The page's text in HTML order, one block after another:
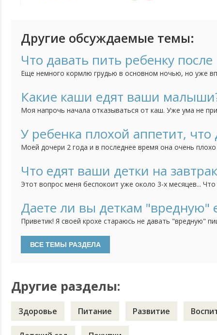
Другие обсуждаемые темы:
Что давать пить ребенку после
Еще немного кормлю грудью в основном ночью, но уже
хочу.
Какие каши едят ваши
Моя напрочь начала отказываться от каш. Уже ума не
У ребенка плохой аппетит, что
Моей дочери 2 года и в последнее время она очень
лопает все что даю в больших или нормальных порциях,
несколько вообще может ничего не есть. Накормить
Что едят ваши детки на
Этот вопрос меня беспокоит уже около 3-х месяцев...
молоке, ооочень редко может соизволить покушать, да
вообще не в какую, творог - тоже самое. Я понимаю, что
Даете ли вы деткам "вредную"
Приветик! Я своей крохе стараюсь не давать "вредную"
"добра" наесться))) А вот, моя подруга, у нее девочка на
ей в 6 мес. малину давала, в год ребенок спокойно ел лук
Другие разделы:
Здоровье Питание Развитие